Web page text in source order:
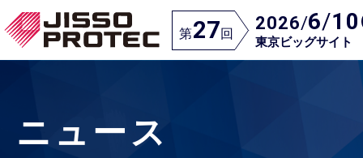
第27回 2026/6/10
東京ビッグサイト
ニュース